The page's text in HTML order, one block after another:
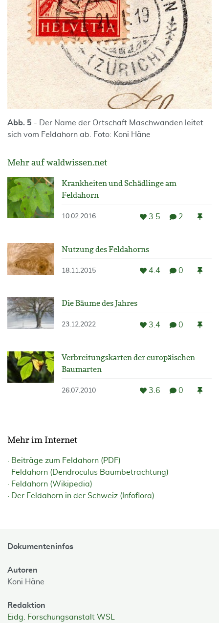
Abb. 5 - Der Name der Ortschaft Maschwanden leitet
sich vom Feldahorn ab. Foto: Koni Häne
Mehr auf waldwissen.net
Krankheiten und Schädlinge am
Feldahorn
10.02.2016 3.5 2
Nutzung des Feldahorns
18.11.2015 4.4 0
Die Bäume des Jahres
23.12.2022 3.4 0
Verbreitungskarten der europäischen
Baumarten
26.07.2010 3.6 0
Mehr im Internet
Beiträge zum Feldahorn (PDF)
Feldahorn (Dendroculus Baumbetrachtung)
Feldahorn (Wikipedia)
Der Feldahorn in der Schweiz (Infoflora)
Dokumenteninfos
Autoren
Koni Häne
Redaktion
Eidg. Forschungsanstalt WSL